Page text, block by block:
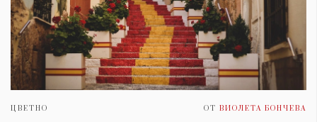
ЦВЕТНО ОТ ВИОЛЕТА БОНЧЕВА